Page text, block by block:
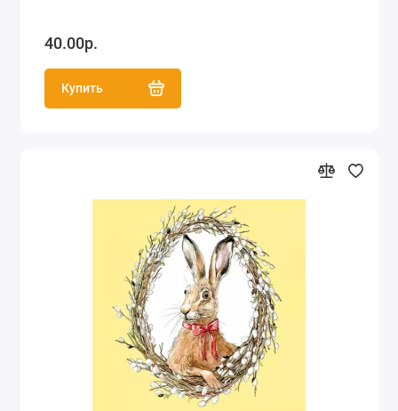
40.00р.
Купить